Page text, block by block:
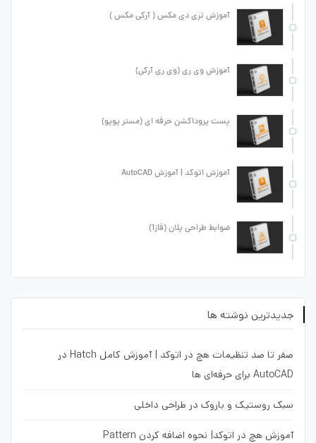
آموزش تری دی مکس ( آرکی مکس )
آموزش وی ری (وی ری آرکی)
پست پروداکشن حرفه ای (مستر پوپو)
آموزش اتوکد | آموزش AutoCAD
ضوابط طراحی پلان (فاز1)
جدیدترین نوشته ها
صفر تا صد تنظیمات هچ در اتوکد | آموزش کامل Hatch در
AutoCAD برای حرفه‌ای ها
سبک روستیک و باروک در طراحی داخلی
آموزش هچ در اتوکد| نحوه اضافه کردن Pattern